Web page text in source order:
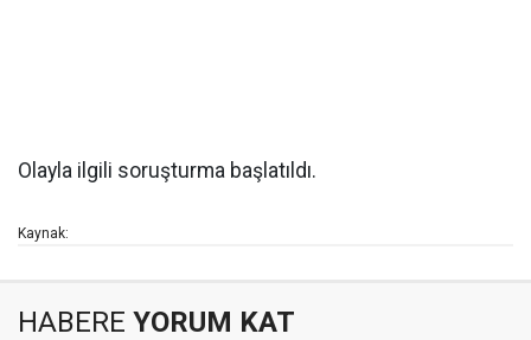
Olayla ilgili soruşturma başlatıldı.
Kaynak:
HABERE YORUM KAT